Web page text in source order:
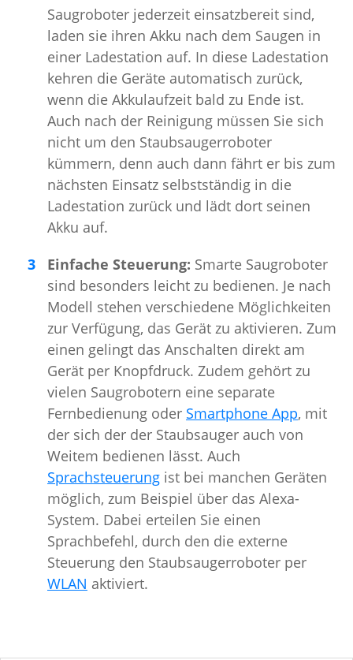
Saugroboter jederzeit einsatzbereit sind,
laden sie ihren Akku nach dem Saugen in
einer Ladestation auf. In diese Ladestation
kehren die Geräte automatisch zurück,
wenn die Akkulaufzeit bald zu Ende ist.
Auch nach der Reinigung müssen Sie sich
nicht um den Staubsaugerroboter
kümmern, denn auch dann fährt er bis zum
nächsten Einsatz selbstständig in die
Ladestation zurück und lädt dort seinen
Akku auf.
Einfache Steuerung: Smarte Saugroboter
sind besonders leicht zu bedienen. Je nach
Modell stehen verschiedene Möglichkeiten
zur Verfügung, das Gerät zu aktivieren. Zum
einen gelingt das Anschalten direkt am
Gerät per Knopfdruck. Zudem gehört zu
vielen Saugrobotern eine separate
Fernbedienung oder Smartphone App, mit
der sich der der Staubsauger auch von
Weitem bedienen lässt. Auch
Sprachsteuerung ist bei manchen Geräten
möglich, zum Beispiel über das Alexa-
System. Dabei erteilen Sie einen
Sprachbefehl, durch den die externe
Steuerung den Staubsaugerroboter per
WLAN aktiviert.